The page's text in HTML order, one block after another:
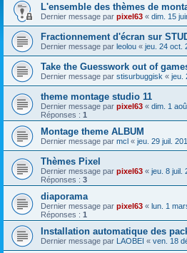
L'ensemble des thèmes de
Dernier message par pixel63 « dim. 15
Fractionnement d'écran sur
Dernier message par leolou « jeu. 24 oct.
Take the Guesswork out of
Dernier message par stisurbuggisk « jeu.
theme montage studio 11
Dernier message par pixel63 « dim. 1
Réponses : 1
Montage theme ALBUM
Dernier message par mcl « jeu. 29 juil.
Thèmes Pixel
Dernier message par pixel63 « jeu. 8 juil.
Réponses : 3
diaporama
Dernier message par pixel63 « lun. 1
Réponses : 1
Installation automatique des
Dernier message par LAOBEI « ven. 18